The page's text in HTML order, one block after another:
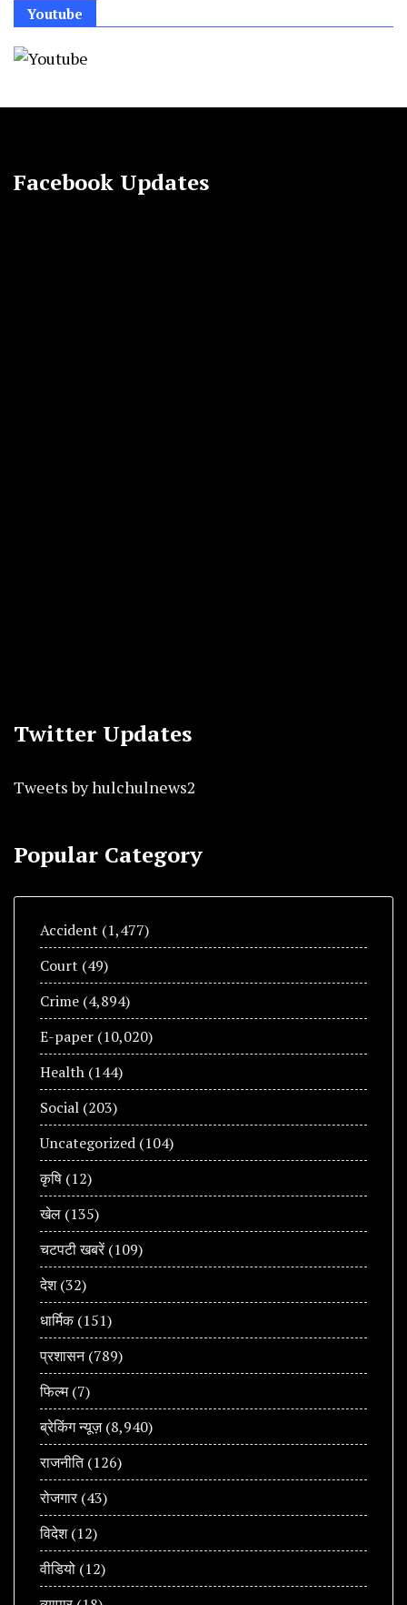
Youtube
Facebook Updates
Twitter Updates
Tweets by hulchulnews2
Popular Category
Accident (1,477)
Court (49)
Crime (4,894)
E-paper (10,020)
Health (144)
Social (203)
Uncategorized (104)
कृषि (12)
खेल (135)
चटपटी खबरें(109)
देश(32)
धार्मिक(151)
प्रशासन(789)
फिल्म(7)
ब्रेकिंग न्यूज़(8,940)
राजनीति(126)
रोजगार(43)
विदेश(12)
वीडियो (12)